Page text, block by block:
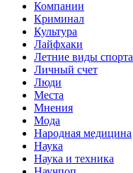
Компании
Криминал
Культура
Лайфхаки
Летние виды спорта
Личный счет
Люди
Места
Мнения
Мода
Народная медицина
Наука
Наука и техника